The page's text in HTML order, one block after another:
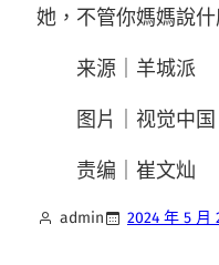
她，不管你媽媽說
来源｜羊城派
图片｜视觉中国
责编｜崔文灿
admin 2024 年 5 月